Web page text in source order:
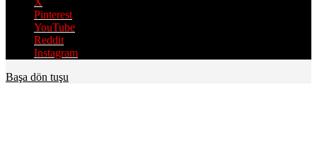
Pinterest
YouTube
Reddit
Instagram
Başa dön tuşu